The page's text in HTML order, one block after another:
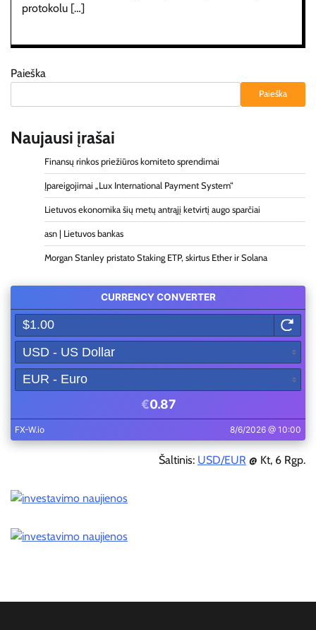
protokolu […]
Paieška
Paieška
Naujausi įrašai
Finansų rinkos priežiūros komiteto sprendimai
Įpareigojimai „Lux International Payment System“
Lietuvos ekonomika šių metų antrąjį ketvirtį augo sparčiai
asn | Lietuvos bankas
Morgan Stanley pristato Staking ETP, skirtus Ether ir Solana
Šaltinis: USD/EUR @ Kt, 6 Rgp.